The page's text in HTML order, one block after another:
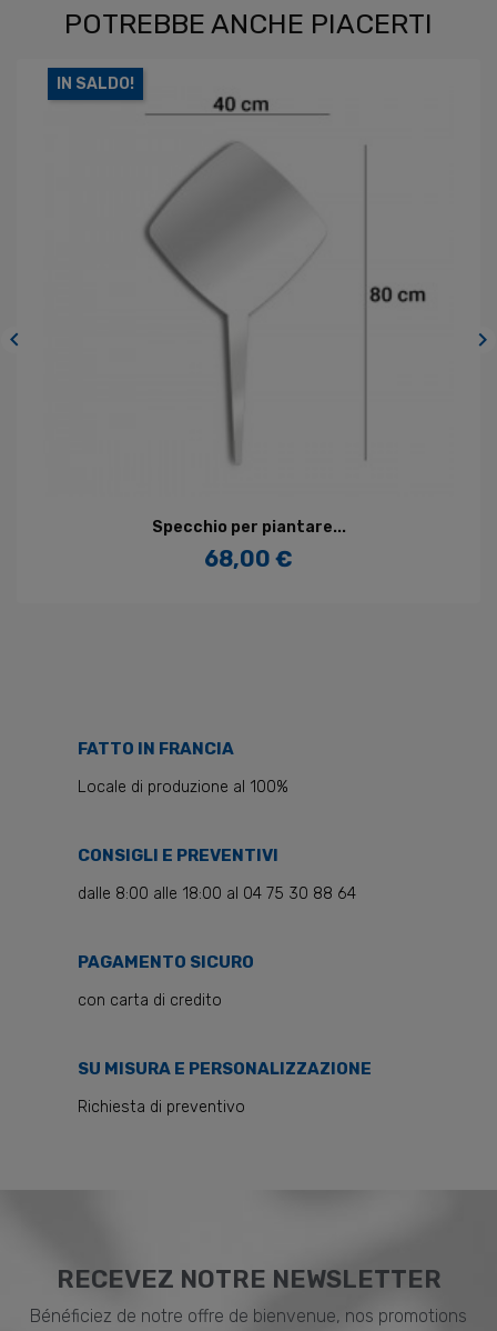
POTREBBE ANCHE PIACERTI

Specchio per piantare...
Prezzo
68,00 €
IN SALDO!

FATTO IN FRANCIA
Locale di produzione al 100%
CONSIGLI E PREVENTIVI
dalle 8:00 alle 18:00 al 04 75 30 88 64
PAGAMENTO SICURO
con carta di credito
SU MISURA E PERSONALIZZAZIONE
Richiesta di preventivo
RECEVEZ NOTRE NEWSLETTER
Bénéficiez de notre offre de bienvenue, nos promotions